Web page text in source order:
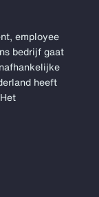
employee
bedrijf gaat
heeft